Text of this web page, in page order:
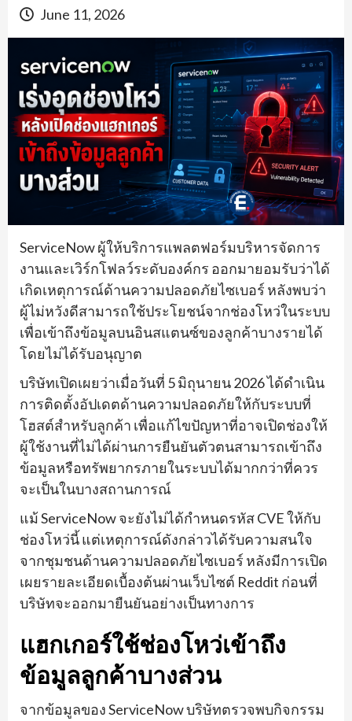
June 11, 2026
ServiceNow ผู้ให้บริการแพลตฟอร์มบริหารจัดการ
งานและเวิร์กโฟลว์ระดับองค์กร ออกมายอมรับว่าได้
เกิดเหตุการณ์ด้านความปลอดภัยไซเบอร์ หลังพบว่า
ผู้ไม่หวังดีสามารถใช้ประโยชน์จากช่องโหว่ในระบบ
เพื่อเข้าถึงข้อมูลบนอินสแตนซ์ของลูกค้าบางรายได้
โดยไม่ได้รับอนุญาต
บริษัทเปิดเผยว่าเมื่อวันที่ 5 มิถุนายน 2026 ได้ดำเนิน
การติดตั้งอัปเดตด้านความปลอดภัยให้กับระบบที่
โฮสต์สำหรับลูกค้า เพื่อแก้ไขปัญหาที่อาจเปิดช่องให้
ผู้ใช้งานที่ไม่ได้ผ่านการยืนยันตัวตนสามารถเข้าถึง
ข้อมูลหรือทรัพยากรภายในระบบได้มากกว่าที่ควร
จะเป็นในบางสถานการณ์
แม้ ServiceNow จะยังไม่ได้กำหนดรหัส CVE ให้กับ
ช่องโหว่นี้ แต่เหตุการณ์ดังกล่าวได้รับความสนใจ
จากชุมชนด้านความปลอดภัยไซเบอร์ หลังมีการเปิด
เผยรายละเอียดเบื้องต้นผ่านเว็บไซต์ Reddit ก่อนที่
บริษัทจะออกมายืนยันอย่างเป็นทางการ
แฮกเกอร์ใช้ช่องโหว่เข้าถึง
ข้อมูลลูกค้าบางส่วน
จากข้อมูลของ ServiceNow บริษัทตรวจพบกิจกรรม